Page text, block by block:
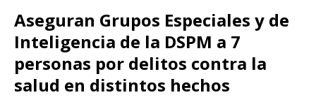
Aseguran Grupos Especiales y de
Inteligencia de la DSPM a 7
personas por delitos contra la
salud en distintos hechos